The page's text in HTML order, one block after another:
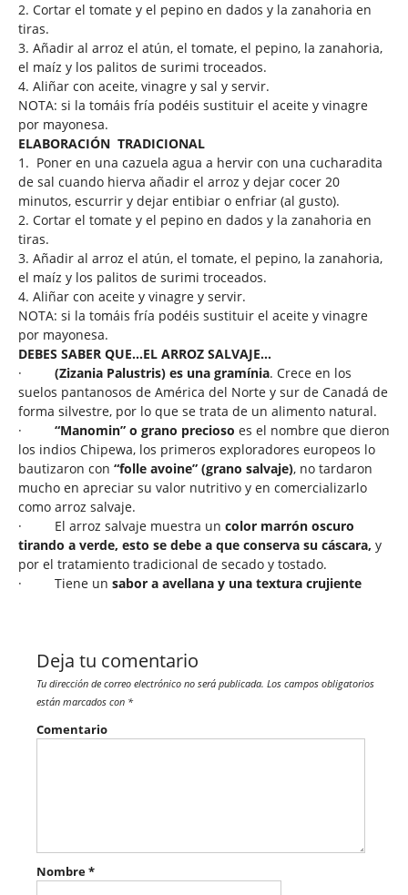
2. Cortar el tomate y el pepino en dados y la zanahoria en
tiras.
3. Añadir al arroz el atún, el tomate, el pepino, la zanahoria,
el maíz y los palitos de surimi troceados.
4. Aliñar con aceite, vinagre y sal y servir.
NOTA: si la tomáis fría podéis sustituir el aceite y vinagre
por mayonesa.
ELABORACIÓN TRADICIONAL
1. Poner en una cazuela agua a hervir con una cucharadita
de sal cuando hierva añadir el arroz y dejar cocer 20
minutos, escurrir y dejar entibiar o enfriar (al gusto).
2. Cortar el tomate y el pepino en dados y la zanahoria en
tiras.
3. Añadir al arroz el atún, el tomate, el pepino, la zanahoria,
el maíz y los palitos de surimi troceados.
4. Aliñar con aceite y vinagre y servir.
NOTA: si la tomáis fría podéis sustituir el aceite y vinagre
por mayonesa.
DEBES SABER QUE…EL ARROZ SALVAJE…
·
(Zizania Palustris) es una gramínia. Crece en los
suelos pantanosos de América del Norte y sur de Canadá de
forma silvestre, por lo que se trata de un alimento natural.
·
“Manomin” o grano precioso es el nombre que dieron
los indios Chipewa, los primeros exploradores europeos lo
bautizaron con “folle avoine” (grano salvaje), no tardaron
mucho en apreciar su valor nutritivo y en comercializarlo
como arroz salvaje.
·
El arroz salvaje muestra un color marrón oscuro
tirando a verde, esto se debe a que conserva su cáscara, y
por el tratamiento tradicional de secado y tostado.
·
Tiene un sabor a avellana y una textura crujiente
Deja tu comentario
Tu dirección de correo electrónico no será publicada. Los campos obligatorios
están marcados con *
Comentario
Nombre*